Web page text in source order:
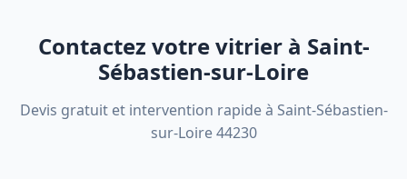
Contactez votre vitrier à Saint-
Sébastien-sur-Loire
Devis gratuit et intervention rapide à Saint-Sébastien-
sur-Loire 44230